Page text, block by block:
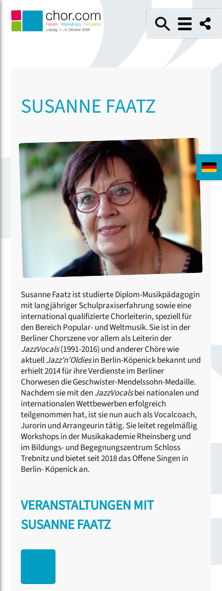
SUSANNE FAATZ
Susanne Faatz ist studierte Diplom-Musikpädagogin
mit langjähriger Schulpraxiserfahrung sowie eine
international qualifizierte Chorleiterin, speziell für
den Bereich Popular- und Weltmusik. Sie ist in der
Berliner Chorszene vor allem als Leiterin der
JazzVocals(1991-2016) und anderer Chöre wie
aktuellJazz'n'Oldiesin Berlin-Köpenick bekannt und
erhielt 2014 für ihre Verdienste im Berliner
Chorwesen die Geschwister-Mendelssohn-Medaille.
Nachdem sie mit den JazzVocalsbei nationalen und
internationalen Wettbewerben erfolgreich
teilgenommen hat, ist sie nun auch als Vocalcoach,
Jurorin und Arrangeurin tätig. Sie leitet regelmäßig
Workshops in der Musikakademie Rheinsberg und
im Bildungs- und Begegnungszentrum Schloss
Trebnitz und bietet seit 2018 das Offene Singen in
Berlin- Köpenick an.
VERANSTALTUNGEN MIT
SUSANNE FAATZ